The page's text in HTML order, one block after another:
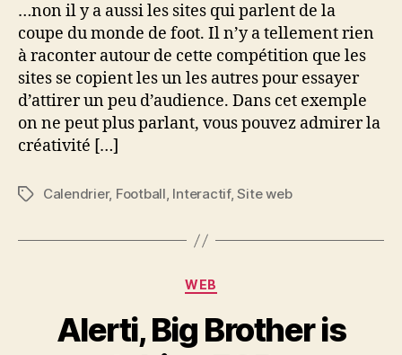
…non il y a aussi les sites qui parlent de la
coupe du monde de foot. Il n’y a tellement rien
à raconter autour de cette compétition que les
sites se copient les un les autres pour essayer
d’attirer un peu d’audience. Dans cet exemple
on ne peut plus parlant, vous pouvez admirer la
créativité […]
Étiquettes
Calendrier, Football, Interactif,Site web
Catégories
WEB
Alerti, Big Brother is